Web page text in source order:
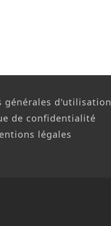
générales d'utilisation
de confidentialité
légales